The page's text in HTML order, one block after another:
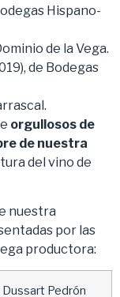
Hispano-
de la Vega.
de Bodegas
orgullosos de
de nuestra
del vino de
nuestra
por las
productora:
Dussart Pedrón